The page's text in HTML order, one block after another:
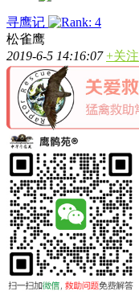
寻鹰记
松雀鹰
2019-6-5 14:16:07 +关注